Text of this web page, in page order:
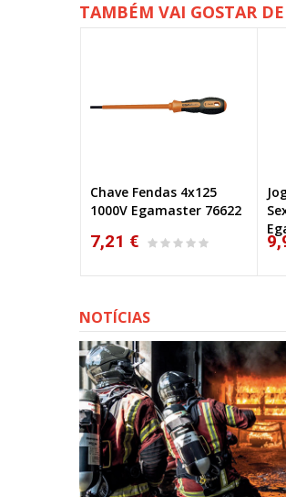
TAMBÉM VAI GOSTAR
Chave Fendas 4x125
1000V Egamaster 76622
7,21 €
NOTÍCIAS